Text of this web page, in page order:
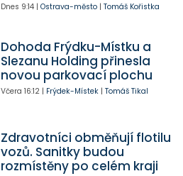
Dnes 9:14| Ostrava-město| Tomáš Kořistka
Dohoda Frýdku-Místku a
Slezanu Holding přinesla
novou parkovací plochu
Včera 16:12| Frýdek-Místek| Tomáš Tikal
Zdravotníci obměňují flotilu
vozů. Sanitky budou
rozmístěny po celém kraji